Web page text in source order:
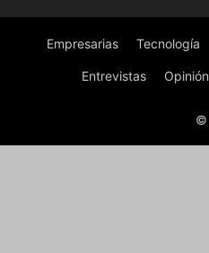
Empresarias Tecnología
Entrevistas Opinión
©